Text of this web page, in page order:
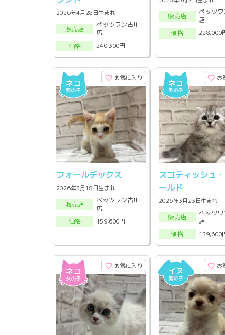
2026年4月28日生まれ
販売店
ペッツワン古川
店
価格
240,300円
販売店
ペッツワ
店
価格
228,000
お気に入り
フォールデックス
2026年3月18日生まれ
販売店
ペッツワン古川
店
価格
159,600円
お
スコティッシュ
ールド
2026年3月23日生まれ
販売店
ペッツワ
店
価格
159,600
お気に入り お